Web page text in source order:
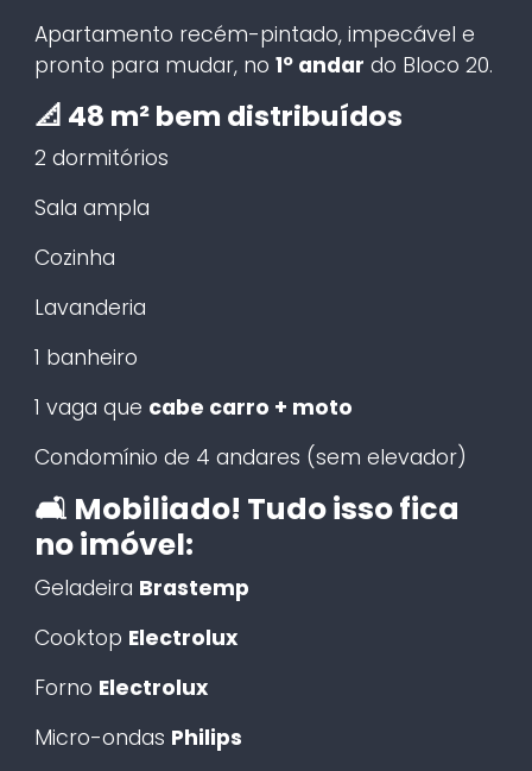
Apartamento recém-pintado, impecável e
pronto para mudar, no 1º andar do Bloco 20.
📐 48 m² bem distribuídos
2 dormitórios
Sala ampla
Cozinha
Lavanderia
1 banheiro
1 vaga que cabe carro + moto
Condomínio de 4 andares (sem elevador)
🛋️ Mobiliado! Tudo isso fica
no imóvel:
Geladeira Brastemp
Cooktop Electrolux
Forno Electrolux
Micro-ondas Philips